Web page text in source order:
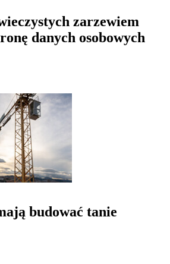
zarzewiem
danych osobowych
budować tanie